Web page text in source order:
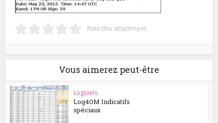
Rate this attachment
Vous aimerez peut-être
Logiciels
Log4OM Indicatifs
spéciaux